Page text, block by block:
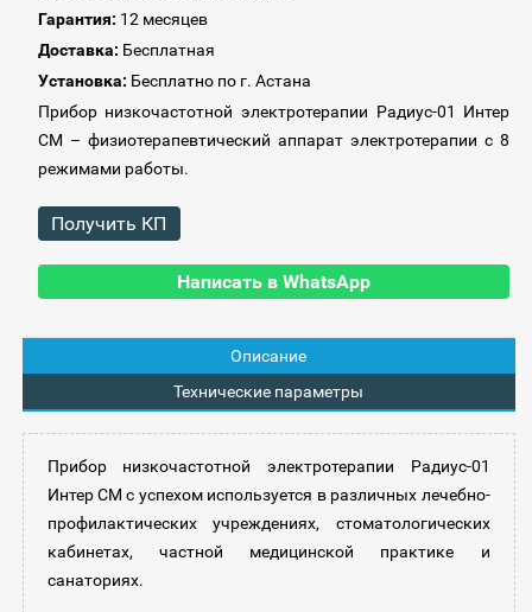
Гарантия: 12 месяцев
Доставка: Бесплатная
Установка: Бесплатно по г. Астана
Прибор низкочастотной электротерапии Радиус-01 Интер
СМ – физиотерапевтический аппарат электротерапии с 8
режимами работы.
Получить КП
Написать в WhatsApp
Описание
Технические параметры
Прибор низкочастотной электротерапии Радиус-01
Интер СМ с успехом используется в различных лечебно-
профилактических учреждениях, стоматологических
кабинетах, частной медицинской практике и
санаториях.